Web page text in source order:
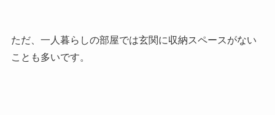
ただ、一人暮らしの部屋では玄関に収納スペースがない
ことも多いです。